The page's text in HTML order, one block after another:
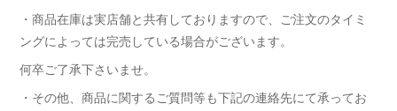
・商品在庫は実店舗と共有しておりますので、ご注文のタイミ
ングによっては完売している場合がございます。
何卒ご了承下さいませ。
・その他、商品に関するご質問等も下記の連絡先にて承ってお